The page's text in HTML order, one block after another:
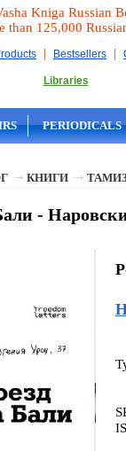
Kniga Russian
than 125,000
| Bestsellers |
Libraries
PERIODICALS
КНИГИ
-